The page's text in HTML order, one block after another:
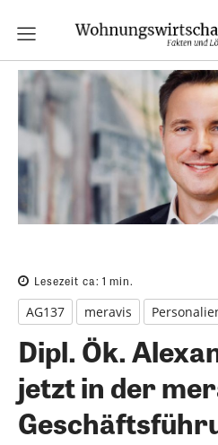
Lesezeit ca: 1 min.
AG137 meravis
Dipl. Ök.
jetzt in der